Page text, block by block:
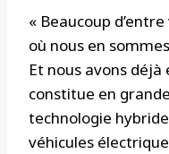
« Beaucoup
où nous en
Et nous avons
constitue en
technologie
véhicules